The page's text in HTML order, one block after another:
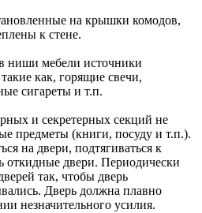
на крышки комодов,
к стене.
ниши мебели источники
как, горящие свечи,
сигареты и т.п.
и секретерных секций не
предметы (книги, посуду и т.п.).
на двери, подтягиваться к
откидные двери. Периодически
так, чтобы дверь
Дверь должна плавно
незначительного усилия.